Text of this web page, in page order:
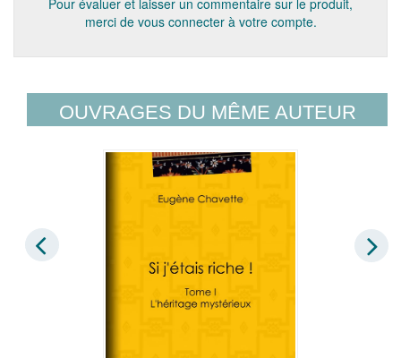
Pour évaluer et laisser un commentaire sur le produit,
merci de vous connecter à votre compte.
OUVRAGES DU MÊME AUTEUR